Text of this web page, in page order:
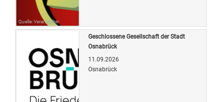
Quelle: Veranstalter
Geschlossene Gesellschaft der Stadt
Osnabrück
11.09.2026
Osnabrück